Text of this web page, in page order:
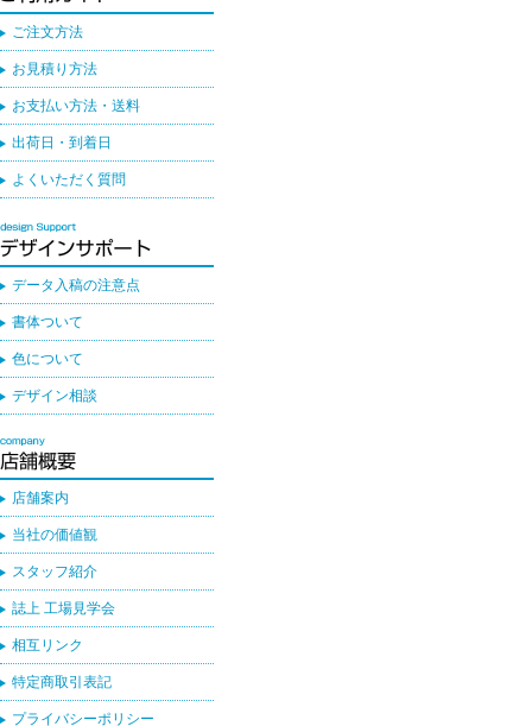
ご注文方法
お見積り方法
お支払い方法・送料
出荷日・到着日
よくいただく質問
データ入稿の注意点
書体ついて
色について
デザイン相談
店舗案内
当社の価値観
スタッフ紹介
誌上 工場見学会
相互リンク
特定商取引表記
プライバシーポリシー